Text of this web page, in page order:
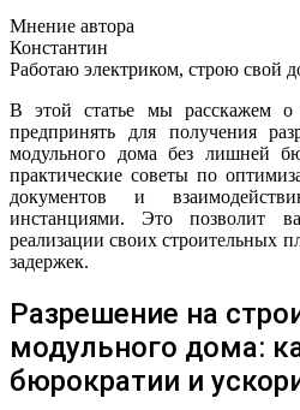
Мнение автора
Константин
Работаю электриком, строю свой
В этой статье мы расскажем о
предпринять для получения
модульного дома без лишней
практические советы по
документов и
инстанциями. Это позволит
реализации своих строительных
задержек.
Разрешение на
модульного дома:
бюрократии и